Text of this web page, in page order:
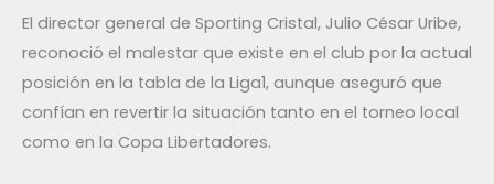
El director general de Sporting Cristal, Julio César Uribe,
reconoció el malestar que existe en el club por la actual
posición en la tabla de la Liga1, aunque aseguró que
confían en revertir la situación tanto en el torneo local
como en la Copa Libertadores.